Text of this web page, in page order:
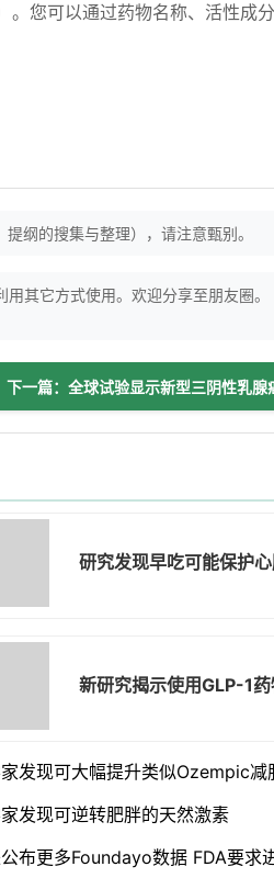
您可以通过药物名称、活性成
纲的搜集与整理），请注意甄别。
其它方式使用。欢迎分享至朋友圈。
需要了解的健康新闻
研究发现早吃可能保护
认标准并推出个体化疗法的合理
新研究揭示使用GLP-1药
发现可大幅提升类似Ozempic减
发现可逆转肥胖的天然激素
布更多Foundayo数据 FDA要求